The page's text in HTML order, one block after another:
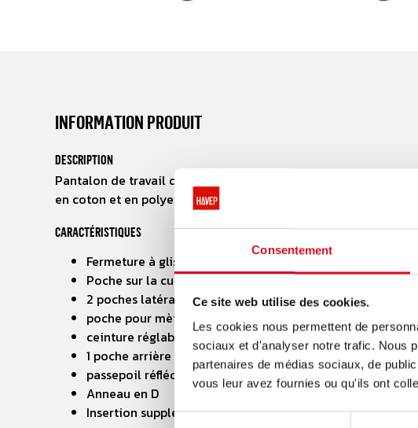
Consentement
Ce site web utilise des cookies.
Les cookies nous permettent de
sociaux et d'analyser notre trafic. Nous
partenaires de médias sociaux, de
vous leur avez fournies ou qu'ils ont
Sélection
INFORMATION PRODUIT
DESCRIPTION
Pantalon de travail de la collection HAVEP® Shift. Ce pantalon
en coton et en polyester.
CARACTÉRISTIQUES
Fermeture à glissière dissimulée
Poche sur la cuisse avec fermeture à bouton-pression
2 poches latérales intégrées
poche pour mètre avec poche pour mètre ruban
ceinture réglable par élastique
1 poche arrière avec fermeture à bouton-pression
passepoil réfléchissant
Anneau en D
Insertion supplémentaire à l'entrejambe pour éviter les